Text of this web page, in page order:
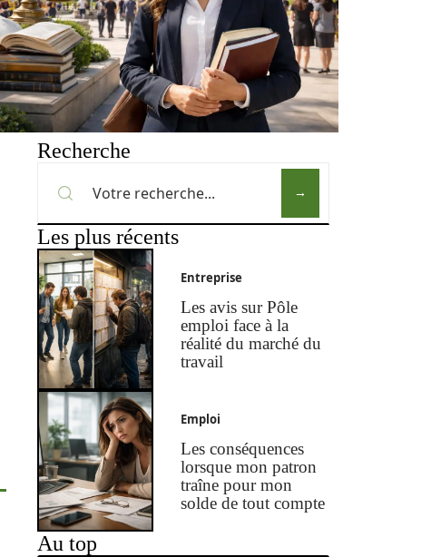
Recherche
Les plus récents
Entreprise
Les avis sur Pôle
emploi face à la
réalité du marché du
travail
Emploi
Les conséquences
lorsque mon patron
traîne pour mon
solde de tout compte
Au top